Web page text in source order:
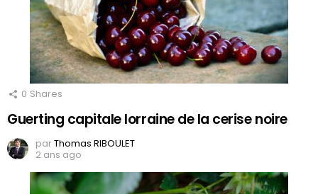
0 Shares
Guerting capitale lorraine de la cerise noire
parThomas RIBOULET
2 ans ago